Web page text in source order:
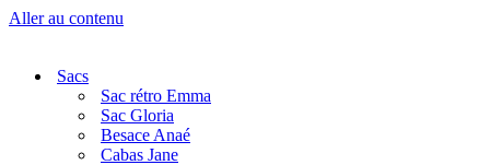
Aller au contenu
Sacs
Sac rétro Emma
Sac Gloria
Besace Anaé
Cabas Jane